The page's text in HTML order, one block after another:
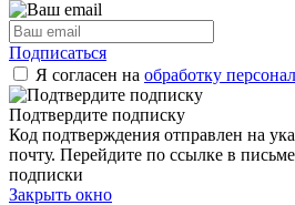
Подписаться
Я согласен на обработку
Подтвердите подписку
Код подтверждения отправлен на
почту. Перейдите по ссылке в
подписки
Закрыть окно